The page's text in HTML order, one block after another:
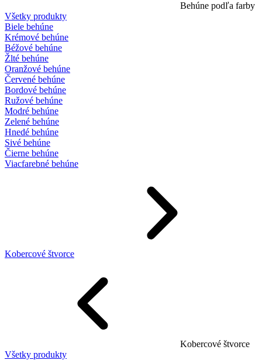
Behúne podľa farby
Všetky produkty
Biele behúne
Krémové behúne
Béžové behúne
Žlté behúne
Oranžové behúne
Červené behúne
Bordové behúne
Ružové behúne
Modré behúne
Zelené behúne
Hnedé behúne
Sivé behúne
Čierne behúne
Viacfarebné behúne
Kobercové štvorce
Kobercové štvorce
Všetky produkty